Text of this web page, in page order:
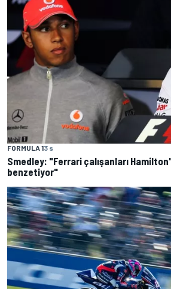
FORMULA 13 s
Smedley: "Ferrari çalışanları
benzetiyor"